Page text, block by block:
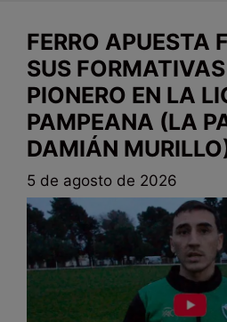
FERRO APUESTA
SUS
PIONERO EN LA
PAMPEANA (LA
DAMIÁN
5 de agosto de 2026